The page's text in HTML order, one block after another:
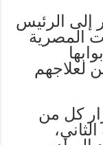
إلى الرئيس
المصرية
لعلاجهم
كل من